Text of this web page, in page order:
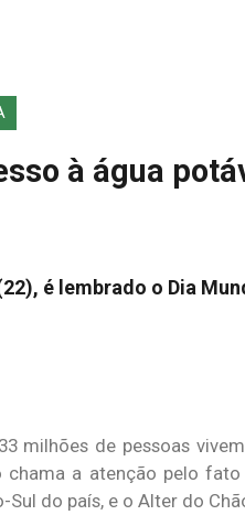
à água
é lembrado o Dia
milhões de pessoas
chama a atenção pelo
do país, e o Alter do